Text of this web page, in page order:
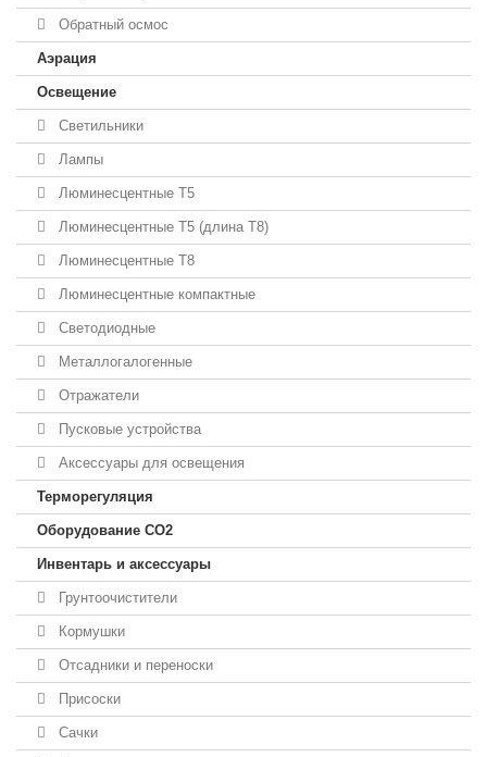
Обратный осмос
Аэрация
Освещение
Светильники
Лампы
Люминесцентные T5
Люминесцентные T5 (длина T8)
Люминесцентные T8
Люминесцентные компактные
Светодиодные
Металлогалогенные
Отражатели
Пусковые устройства
Аксессуары для освещения
Терморегуляция
Оборудование CO2
Инвентарь и аксессуары
Грунтоочистители
Кормушки
Отсадники и переноски
Присоски
Сачки